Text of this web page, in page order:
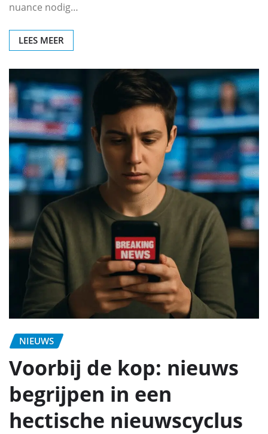
nuance nodig…
LEES MEER
NIEUWS
Voorbij de kop: nieuws
begrijpen in een
hectische nieuwscyclus